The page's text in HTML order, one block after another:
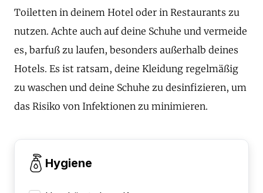
Toiletten in deinem Hotel oder in Restaurants zu
nutzen. Achte auch auf deine Schuhe und vermeide
es, barfuß zu laufen, besonders außerhalb deines
Hotels. Es ist ratsam, deine Kleidung regelmäßig
zu waschen und deine Schuhe zu desinfizieren, um
das Risiko von Infektionen zu minimieren.
Hygiene